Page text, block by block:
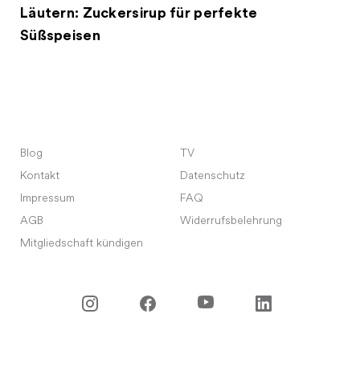
Läutern: Zuckersirup für perfekte
Süßspeisen
Blog
TV
Kontakt
Datenschutz
Impressum
FAQ
AGB
Widerrufsbelehrung
Mitgliedschaft kündigen